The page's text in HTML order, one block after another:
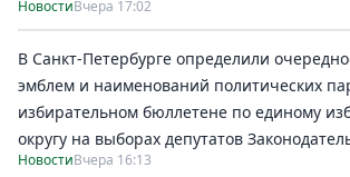
НовостиВчера 17:02
В Санкт-Петербурге определили
эмблем и наименований политических
избирательном бюллетене по единому
округу на выборах депутатов
НовостиВчера 16:13